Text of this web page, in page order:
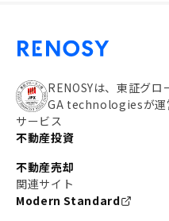
RENOSYは、東証グロ
GA technologiesが運
サービス
不動産投資
不動産売却
関連サイト
Modern Standard